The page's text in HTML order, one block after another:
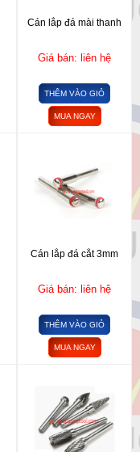
Cán lắp đá mài thanh
Giá bán: liên hệ
THÊM VÀO GIỎ
MUA NGAY
Cán lắp đá cắt 3mm
Giá bán: liên hệ
THÊM VÀO GIỎ
MUA NGAY